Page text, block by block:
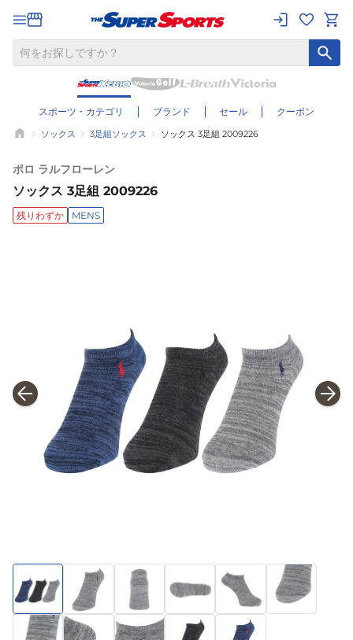
スポーツ・カテゴリ ブランド セール クーポン
ソックス 3足組ソックス ソックス 3足組 2009226
ポロ ラルフローレン
ソックス 3足組 2009226
残りわずか MENS